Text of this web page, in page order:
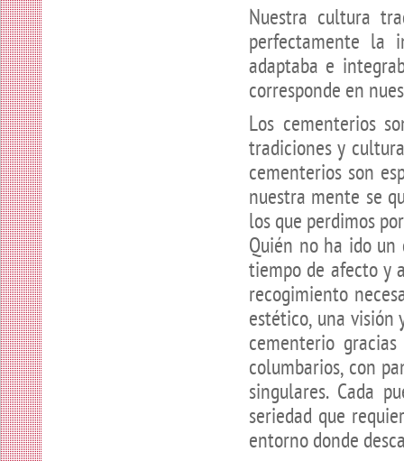
Nuestra cultura
perfectamente la
adaptaba e
corresponde en
Los cementerios
tradiciones y
cementerios son
nuestra mente se
los que perdimos
Quién no ha ido un
tiempo de afecto y
recogimiento
estético, una visión
cementerio
columbarios, con
singulares. Cada
seriedad que
entorno donde